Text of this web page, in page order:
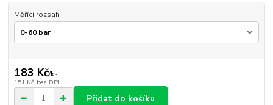
Měřící rozsah
183 Kč/ks
151 Kč bez DPH
Přidat do košíku